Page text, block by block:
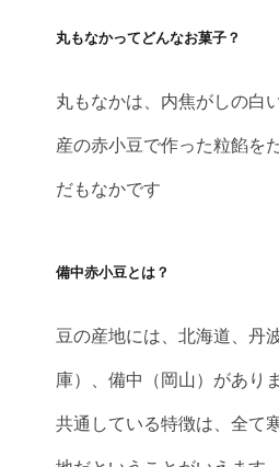
丸もなかってどんなお菓子？
丸もなかは、内焦がしの白
産の赤小豆で作った粒餡を
だもなかです
備中赤小豆とは？
豆の産地には、北海道、丹
庫）、備中（岡山）があり
共通している特徴は、全て